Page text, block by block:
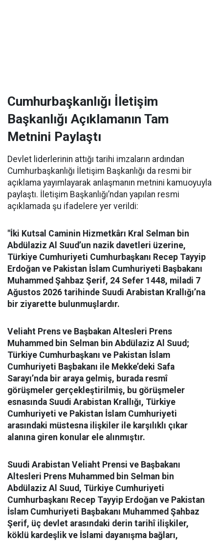
Cumhurbaşkanlığı İletişim
Başkanlığı Açıklamanın Tam
Metnini Paylaştı
Devlet liderlerinin attığı tarihi imzaların ardından
Cumhurbaşkanlığı İletişim Başkanlığı da resmi bir
açıklama yayımlayarak anlaşmanın metnini kamuoyuyla
paylaştı. İletişim Başkanlığı’ndan yapılan resmi
açıklamada şu ifadelere yer verildi:
"İki Kutsal Caminin Hizmetkârı Kral Selman bin
Abdülaziz Al Suud’un nazik davetleri üzerine,
Türkiye Cumhuriyeti Cumhurbaşkanı Recep Tayyip
Erdoğan ve Pakistan İslam Cumhuriyeti Başbakanı
Muhammed Şahbaz Şerif, 24 Sefer 1448, miladi 7
Ağustos 2026 tarihinde Suudi Arabistan Krallığı’na
bir ziyarette bulunmuşlardır.
Veliaht Prens ve Başbakan Altesleri Prens
Muhammed bin Selman bin Abdülaziz Al Suud;
Türkiye Cumhurbaşkanı ve Pakistan İslam
Cumhuriyeti Başbakanı ile Mekke’deki Safa
Sarayı’nda bir araya gelmiş, burada resmî
görüşmeler gerçekleştirilmiş, bu görüşmeler
esnasında Suudi Arabistan Krallığı, Türkiye
Cumhuriyeti ve Pakistan İslam Cumhuriyeti
arasındaki müstesna ilişkiler ile karşılıklı çıkar
alanına giren konular ele alınmıştır.
Suudi Arabistan Veliaht Prensi ve Başbakanı
Altesleri Prens Muhammed bin Selman bin
Abdülaziz Al Suud, Türkiye Cumhuriyeti
Cumhurbaşkanı Recep Tayyip Erdoğan ve Pakistan
İslam Cumhuriyeti Başbakanı Muhammed Şahbaz
Şerif, üç devlet arasındaki derin tarihî ilişkiler,
köklü kardeşlik ve İslami dayanışma bağları,